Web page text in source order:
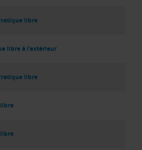
libre
libre à l'extérieur
libre